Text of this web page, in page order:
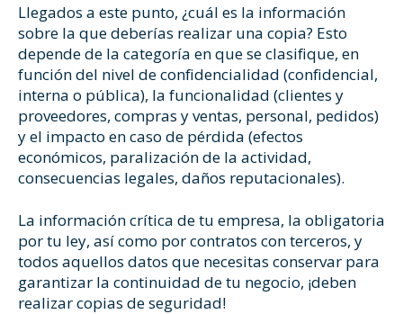
Llegados a este punto, ¿cuál es la información
sobre la que deberías realizar una copia? Esto
depende de la categoría en que se clasifique, en
función del nivel de confidencialidad (confidencial,
interna o pública), la funcionalidad (clientes y
proveedores, compras y ventas, personal, pedidos)
y el impacto en caso de pérdida (efectos
económicos, paralización de la actividad,
consecuencias legales, daños reputacionales).
La información crítica de tu empresa, la obligatoria
por tu ley, así como por contratos con terceros, y
todos aquellos datos que necesitas conservar para
garantizar la continuidad de tu negocio, ¡deben
realizar copias de seguridad!